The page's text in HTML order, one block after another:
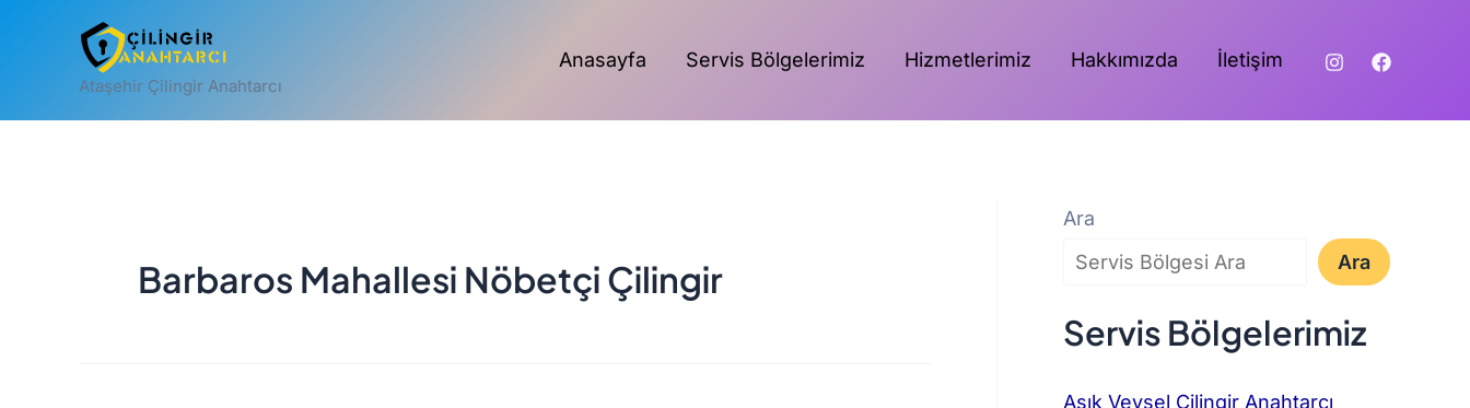
Ataşehir Çilingir Anahtarcı
Anasayfa Servis Bölgelerimiz Hizmetlerimiz Hakkımızda İletişim
Barbaros Mahallesi Nöbetçi Çilingir
Ara
Ara
Servis Bölgelerimiz
Aşık Veysel Çilingir Anahtarcı